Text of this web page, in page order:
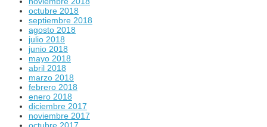
octubre 2018
septiembre 2018
agosto 2018
julio 2018
junio 2018
mayo 2018
abril 2018
marzo 2018
febrero 2018
enero 2018
diciembre 2017
noviembre 2017